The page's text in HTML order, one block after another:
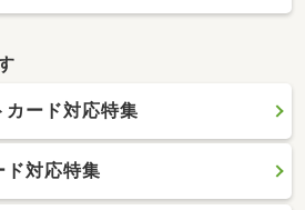
ード対応特集
ド対応特集